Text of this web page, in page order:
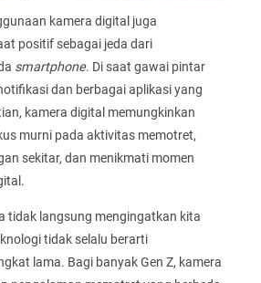
kamera digital juga
positif sebagai jeda dari
smartphone. Di saat gawai pintar
dan berbagai aplikasi yang
kamera digital memungkinkan
murni pada aktivitas memotret,
sekitar, dan menikmati momen
tidak langsung mengingatkan kita
tidak selalu berarti
lama. Bagi banyak Gen Z, kamera